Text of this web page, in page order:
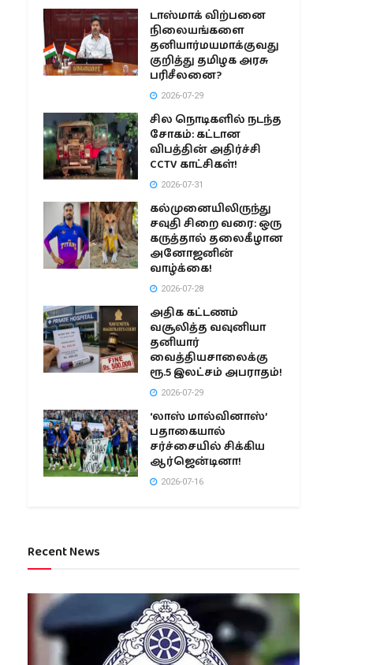
டாஸ்மாக் விற்பனை
நிலையங்களை
தனியார்மயமாக்குவது
குறித்து தமிழக அரசு
பரிசீலனை?
2026-07-29
சில நொடிகளில் நடந்த
சோகம்: கட்டான
விபத்தின் அதிர்ச்சி
CCTV காட்சிகள்!
2026-07-31
கல்முனையிலிருந்து
சவுதி சிறை வரை: ஒரு
கருத்தால் தலைகீழான
அனோஜனின்
வாழ்க்கை!
2026-07-28
அதிக கட்டணம்
வசூலித்த வவுனியா
தனியார்
வைத்தியசாலைக்கு
ரூ.5 இலட்சம் அபராதம்!
2026-07-29
‘லாஸ் மால்வினாஸ்’
பதாகையால்
சர்ச்சையில் சிக்கிய
ஆர்ஜென்டினா!
2026-07-16
Recent News